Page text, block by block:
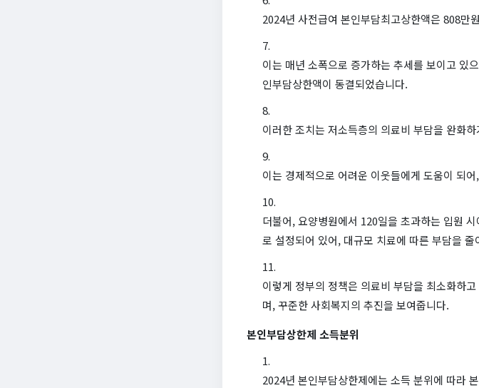
2024년 사전급여 본인부담최고상한액은 808만
이는 매년 소폭으로 증가하는 추세를 보이고 있
인부담상한액이 동결되었습니다.
이러한 조치는 저소득층의 의료비 부담을 완화
이는 경제적으로 어려운 이웃들에게 도움이 되
더불어, 요양병원에서 120일을 초과하는 입원
로 설정되어 있어, 대규모 치료에 따른 부담을 줄
이렇게 정부의 정책은 의료비 부담을 최소화하
며, 꾸준한 사회복지의 추진을 보여줍니다.
본인부담상한제 소득분위
2024년 본인부담상한제에는 소득 분위에 따라